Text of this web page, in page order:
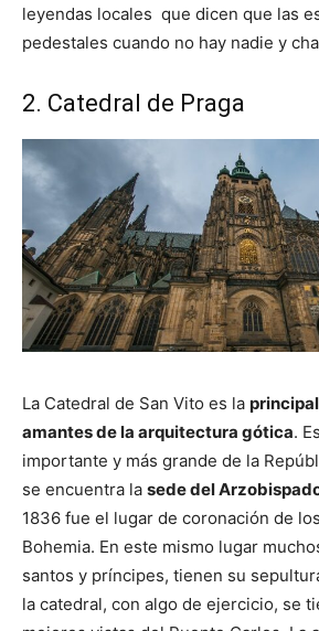
leyendas locales que dicen que las
pedestales cuando no hay nadie y
2. Catedral de Praga
La Catedral de San Vito es la
amantes de la arquitectura gótica.
importante y más grande de la
se encuentra la sede del
1836 fue el lugar de coronación de
Bohemia. En este mismo lugar
santos y príncipes, tienen su
la catedral, con algo de ejercicio, se